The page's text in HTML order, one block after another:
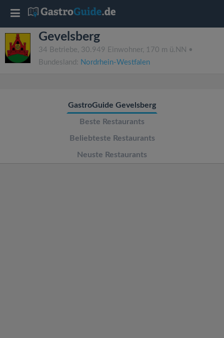
Gevelsberg
34 Betriebe, 30.949 Einwohner, 170 m ü.NN •
Bundesland: Nordrhein-Westfalen
GastroGuide Gevelsberg
Beste Restaurants
Beliebteste Restaurants
Neuste Restaurants
T
o
g